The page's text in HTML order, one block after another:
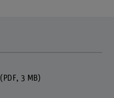
(PDF, 3 MB)